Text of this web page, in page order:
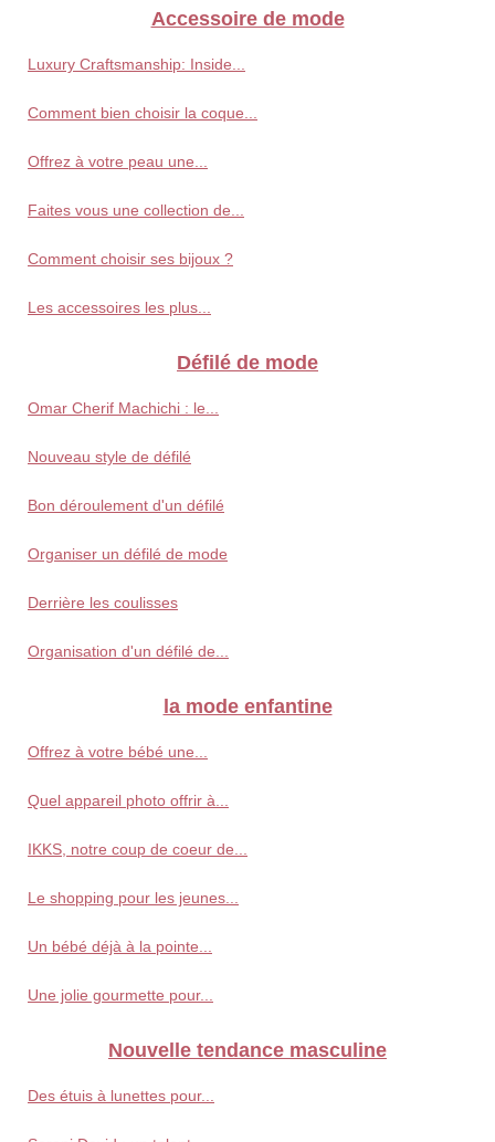
Accessoire de mode
Luxury Craftsmanship: Inside...
Comment bien choisir la coque...
Offrez à votre peau une...
Faites vous une collection de...
Comment choisir ses bijoux ?
Les accessoires les plus...
Défilé de mode
Omar Cherif Machichi : le...
Nouveau style de défilé
Bon déroulement d'un défilé
Organiser un défilé de mode
Derrière les coulisses
Organisation d'un défilé de...
la mode enfantine
Offrez à votre bébé une...
Quel appareil photo offrir à...
IKKS, notre coup de coeur de...
Le shopping pour les jeunes...
Un bébé déjà à la pointe...
Une jolie gourmette pour...
Nouvelle tendance masculine
Des étuis à lunettes pour...